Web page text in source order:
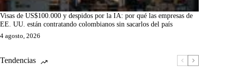
Visas de US$100.000 y despidos por la IA: por qué las empresas de
EE. UU. están contratando colombianos sin sacarlos del país
4 agosto, 2026
Tendencias